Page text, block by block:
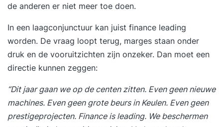
de anderen er niet meer toe doen.
In een laagconjunctuur kan juist finance leading
worden. De vraag loopt terug, marges staan onder
druk en de vooruitzichten zijn onzeker. Dan moet een
directie kunnen zeggen:
“Dit jaar gaan we op de centen zitten. Even geen nieuwe
machines. Even geen grote beurs in Keulen. Even geen
prestigeprojecten. Finance is leading. We beschermen